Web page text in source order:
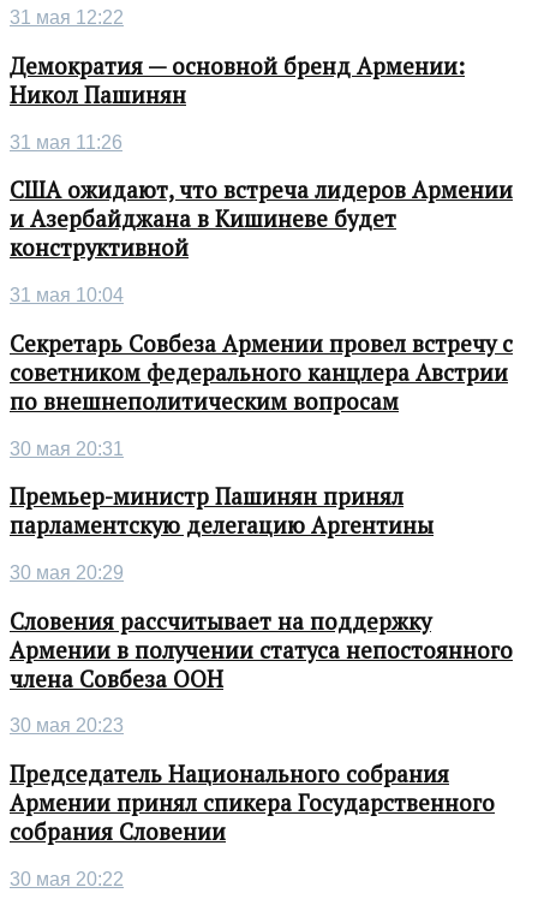
31 мая 12:22
Демократия — основной бренд Армении:
Никол Пашинян
31 мая 11:26
США ожидают, что встреча лидеров Армении
и Азербайджана в Кишиневе будет
конструктивной
31 мая 10:04
Секретарь Совбеза Армении провел встречу с
советником федерального канцлера Австрии
по внешнеполитическим вопросам
30 мая 20:31
Премьер-министр Пашинян принял
парламентскую делегацию Аргентины
30 мая 20:29
Словения рассчитывает на поддержку
Армении в получении статуса непостоянного
члена Совбеза ООН
30 мая 20:23
Председатель Национального собрания
Армении принял спикера Государственного
собрания Словении
30 мая 20:22